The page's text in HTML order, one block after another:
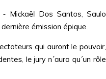
Mickaël Dos Santos, Saulo
émission épique.
qui auront le pouvoir,
le jury n´aura qu´un rôle